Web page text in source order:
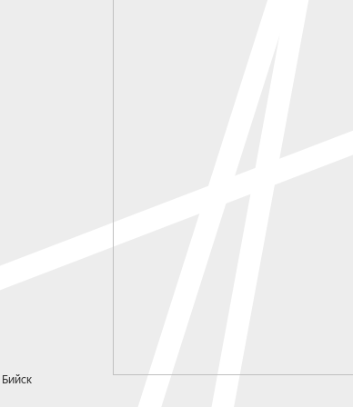
Бийск